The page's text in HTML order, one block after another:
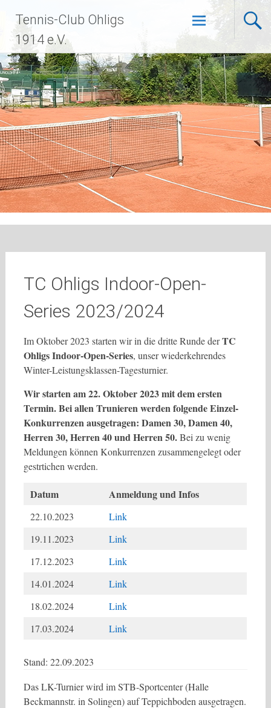
Inhalt
springen
Tennis-Club Ohligs
1914 e.V.
TC Ohligs Indoor-Open-
Series 2023/2024
Im Oktober 2023 starten wir in die dritte Runde derTC
Ohligs Indoor-Open-Series, unser wiederkehrendes
Winter-Leistungsklassen-Tagesturnier.
Wir starten am 22. Oktober 2023 mit dem ersten
Termin. Bei allen Trunieren werden folgende Einzel-
Konkurrenzen ausgetragen: Damen 30, Damen 40,
Herren 30, Herren 40 und Herren 50.Bei zu wenig
Meldungen können Konkurrenzen zusammengelegt oder
gestrtichen werden.
Datum Anmeldung und Infos
22.10.2023
Link
19.11.2023
Link
17.12.2023
Link
14.01.2024
Link
18.02.2024
Link
17.03.2024
Link
Stand: 22.09.2023
Das LK-Turnier wird im STB-Sportcenter (Halle
Beckmannstr. in Solingen) auf Teppichboden ausgetragen.